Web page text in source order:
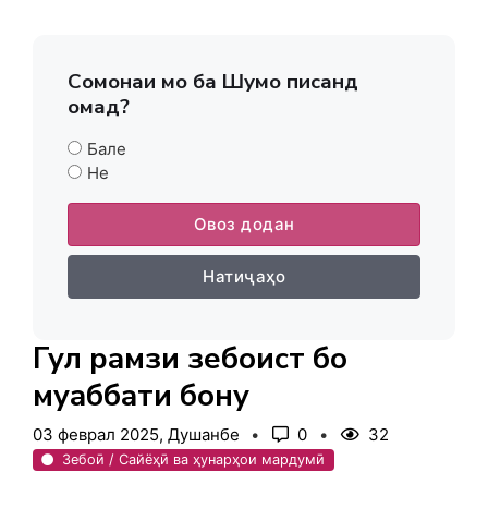
Сомонаи мо ба Шумо писанд
омад?
Бале
Не
Овоз додан
Натиҷаҳо
Гул рамзи зебоист бо
муҳаббати бону
03 феврал 2025, Душанбе 0 32
Зебоӣ / Сайёҳӣ ва ҳунарҳои мардумӣ